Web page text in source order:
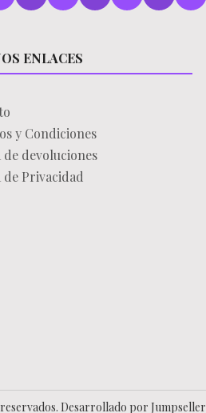
ENLACES
y Condiciones
devoluciones
Privacidad
Desarrollado por Jumpseller